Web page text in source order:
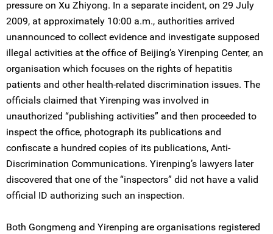
pressure on Xu Zhiyong. In a separate incident, on 29 July
2009, at approximately 10:00 a.m., authorities arrived
unannounced to collect evidence and investigate supposed
illegal activities at the office of Beijing’s Yirenping Center, an
organisation which focuses on the rights of hepatitis
patients and other health-related discrimination issues. The
officials claimed that Yirenping was involved in
unauthorized “publishing activities” and then proceeded to
inspect the office, photograph its publications and
confiscate a hundred copies of its publications, Anti-
Discrimination Communications. Yirenping’s lawyers later
discovered that one of the “inspectors” did not have a valid
official ID authorizing such an inspection.
Both Gongmeng and Yirenping are organisations registered